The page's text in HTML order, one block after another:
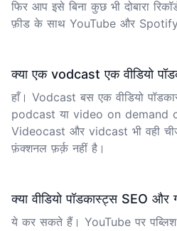
फिर आप इसे बिना कुछ भी दोबारा
फ़ीड के साथ YouTube और
क्या एक vodcast एक वीडियो
हाँ। Vodcast बस एक वीडियो
podcast या video on demand
Videocast और vidcast भी वही
फ़ंक्शनल फ़र्क़ नहीं है।
क्या वीडियो पॉडकास्ट्स SEO
ये कर सकते हैं। YouTube पर